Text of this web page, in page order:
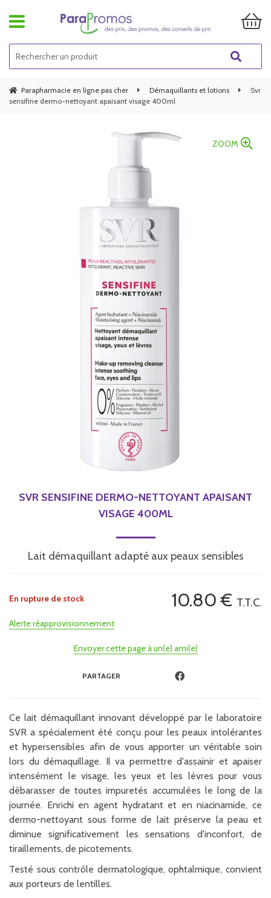
Parapharmacie en ligne pas cher Démaquillants et lotions
Svr
sensifine dermo-nettoyant apaisant visage 400ml
ZOOM
SVR SENSIFINE DERMO-NETTOYANT APAISANT
VISAGE 400ML
Lait démaquillant adapté aux peaux sensibles
10.80€ T.T.C.
En rupture de stock
Alerte réapprovisionnement
Envoyer cette page à un(e) ami(e)
PARTAGER
Ce lait démaquillant innovant développé par le laboratoire
SVR a spécialement été conçu pour les peaux intolérantes
et hypersensibles afin de vous apporter un véritable soin
lors du démaquillage. Il va permettre d'assainir et apaiser
intensément le visage, les yeux et les lèvres pour vous
débarasser de toutes impuretés accumulées le long de la
journée. Enrichi en agent hydratant et en niacinamide, ce
dermo-nettoyant sous forme de lait préserve la peau et
diminue significativement les sensations d'inconfort, de
tiraillements, de picotements.
Testé sous contrôle dermatologique, ophtalmique, convient
aux porteurs de lentilles.